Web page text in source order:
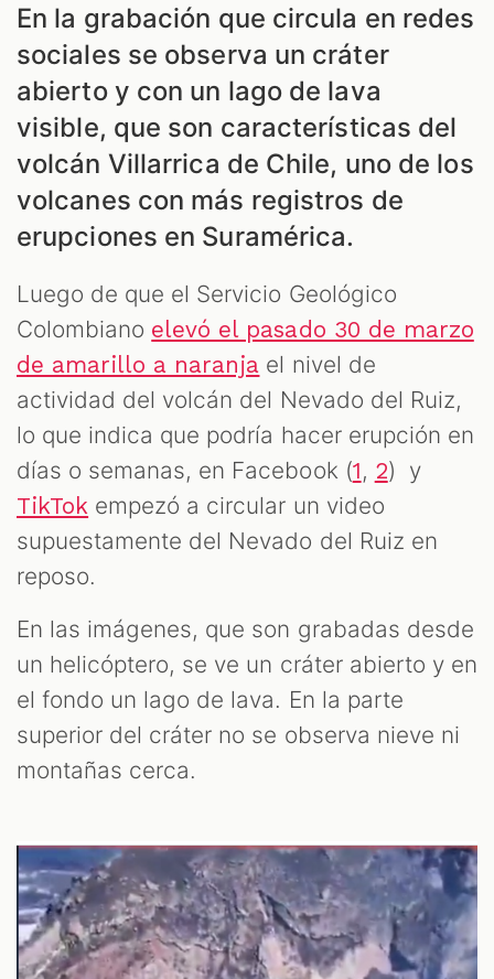
En la grabación que circula en redes
sociales se observa un cráter
abierto y con un lago de lava
visible, que son características del
volcán Villarrica de Chile, uno de los
volcanes con más registros de
erupciones en Suramérica.
Luego de que el Servicio Geológico
Colombiano elevó el pasado 30 de marzo
de amarillo a naranja el nivel de
actividad del volcán del Nevado del Ruiz,
lo que indica que podría hacer erupción en
días o semanas, en Facebook (1, 2) y
TikTok empezó a circular un video
supuestamente del Nevado del Ruiz en
reposo.
En las imágenes, que son grabadas desde
un helicóptero, se ve un cráter abierto y en
el fondo un lago de lava. En la parte
superior del cráter no se observa nieve ni
montañas cerca.